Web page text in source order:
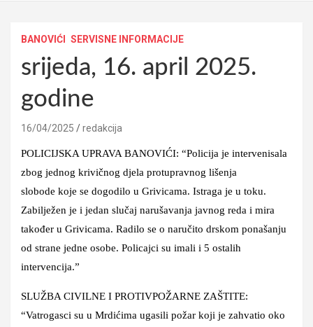
BANOVIĆI SERVISNE INFORMACIJE
srijeda, 16. april 2025.
godine
16/04/2025 redakcija
POLICIJSKA UPRAVA BANOVIĆI: “Policija je intervenisala
zbog jednog krivičnog djela protupravnog lišenja
slobode koje se dogodilo u Grivicama. Istraga je u toku.
Zabilježen je i jedan slučaj narušavanja javnog reda i mira
također u Grivicama. Radilo se o naručito drskom ponašanju
od strane jedne osobe. Policajci su imali i 5 ostalih
intervencija.”
SLUŽBA CIVILNE I PROTIVPOŽARNE ZAŠTITE:
“Vatrogasci su u Mrdićima ugasili požar koji je zahvatio oko